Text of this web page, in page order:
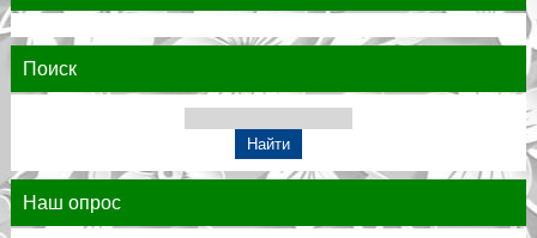
Поиск
Наш опрос